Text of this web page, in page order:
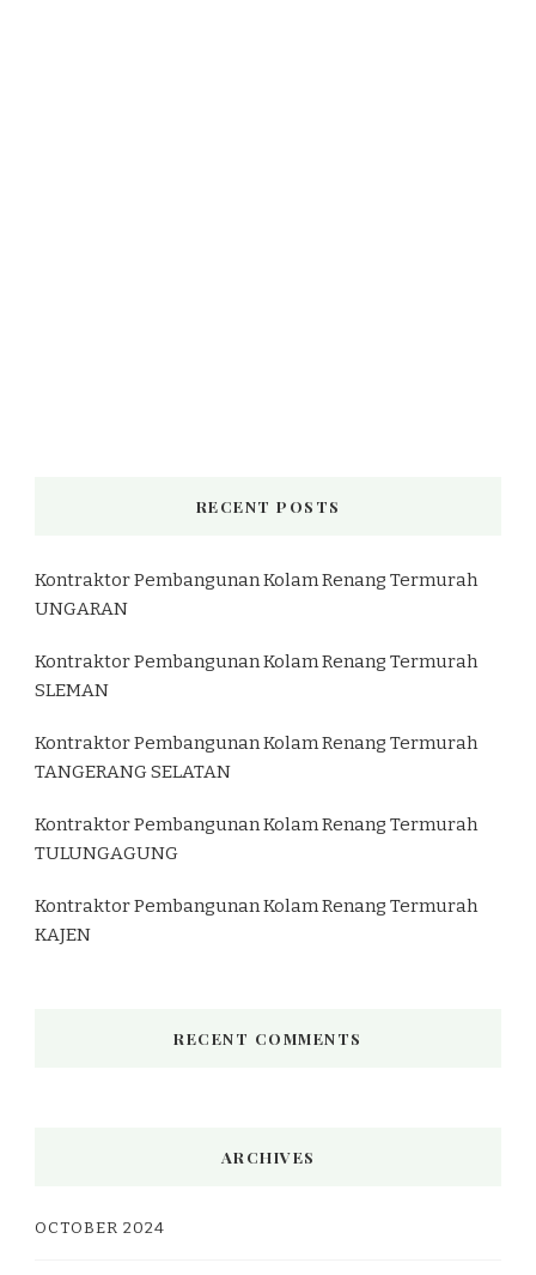
RECENT POSTS
Kontraktor Pembangunan Kolam Renang Termurah
UNGARAN
Kontraktor Pembangunan Kolam Renang Termurah
SLEMAN
Kontraktor Pembangunan Kolam Renang Termurah
TANGERANG SELATAN
Kontraktor Pembangunan Kolam Renang Termurah
TULUNGAGUNG
Kontraktor Pembangunan Kolam Renang Termurah
KAJEN
RECENT COMMENTS
ARCHIVES
OCTOBER 2024